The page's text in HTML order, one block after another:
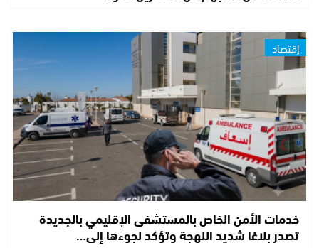
إقتصاد
خدمات الأمن الخاص بالمستشفى الإقليمي بالجديدة
تصدر بلاغا شديد اللهجة وتؤكد لجوءها إلى…